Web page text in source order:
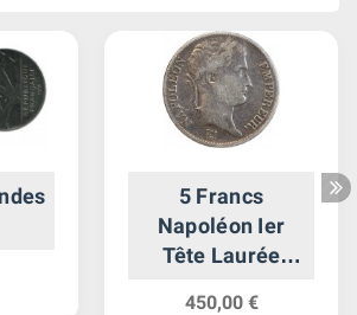
5 Francs
Napoléon Ier
Tête Laurée
450,00 €